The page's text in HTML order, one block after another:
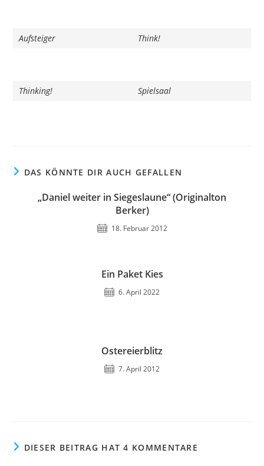
Aufsteiger Think!
Thinking! Spielsaal
DAS KÖNNTE DIR AUCH GEFALLEN
„Daniel weiter in Siegeslaune“ (Originalton
Berker)
18. Februar 2012
Ein Paket Kies
6. April 2022
Ostereierblitz
7. April 2012
DIESER BEITRAG HAT 4 KOMMENTARE